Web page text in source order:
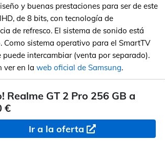
y buenas prestaciones para ser de este
de 8 bits, con tecnología de
de refresco. El sistema de sonido está
sistema operativo para el SmartTV
intercambiar (venta por separado).
ver en la web oficial de Samsung.
Realme GT 2 Pro 256 GB a
€
Ir a la oferta